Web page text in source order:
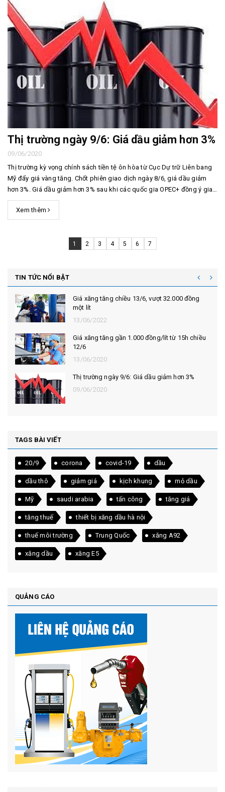
Thị trường ngày 9/6: Giá dầu giảm hơn 3%
09/06/2020
Thị trường kỳ vọng chính sách tiền tệ ôn hòa từ Cục Dự trữ Liên bang
Mỹ đẩy giá vàng tăng. Chốt phiên giao dịch ngày 8/6, giá dầu giảm
hơn 3%. Giá dầu giảm hơn 3% sau khi các quốc gia OPEC+ đồng ý gia
hạn cắt giảm sản lượng song Saudi Arabia và 2 nước sản xuất khác
thuộc Vịnh sẽ không duy trì mức...
Xem thêm
1 2 3 4 5 6 7
TIN TỨC NỔI BẬT
Giá xăng tăng gần 900 đồng/lít kể từ 15h00
chiều 28/5
29/05/2020
Giá xăng tăng trở lại sau chuỗi ngày giảm liên
tiếp
14/05/2020
Thị trường ngày 22/4: Giá dầu lao dốc 43%,
đường thấp nhất 12 năm
TAGS BÀI VIẾT
20/9 corona covid-19 dầu
dầu thô giảm giá kịch khung mỏ dầu
Mỹ saudi arabia tấn công tăng giá
tăng thuế thiết bị xăng dầu hà nội
thuế môi trường Trung Quốc xăng A92
xăng dầu xăng E5
QUẢNG CÁO